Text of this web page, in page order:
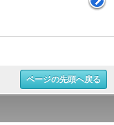
ページの先頭へ戻る